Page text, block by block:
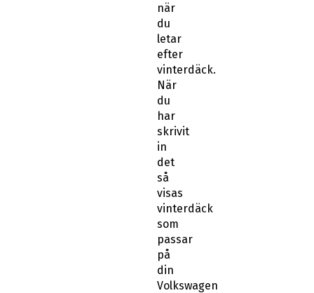
när
du
letar
efter
vinterdäck.
När
du
har
skrivit
in
det
så
visas
vinterdäck
som
passar
på
din
Volkswagen